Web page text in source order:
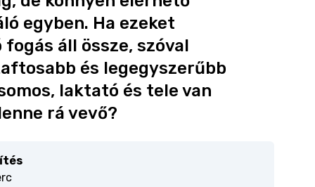
egyben. Ha ezeket
áll össze, szóval
és legegyszerűbb
laktató és tele van
rá vevő?